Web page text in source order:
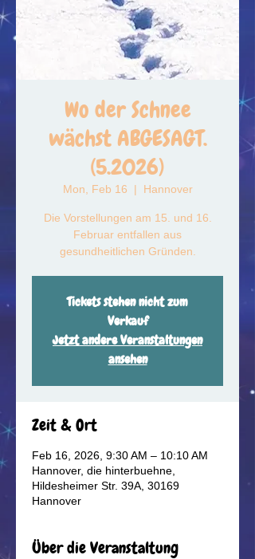
Wo der Schnee
wächst ABGESAGT.
(5.2026)
Mon, Feb 16
  |
Hannover
Die Vorstellungen am 15. und 16.
Februar entfallen aus
gesundheitlichen Gründen.
Tickets stehen nicht zum
Verkauf
Jetzt andere Veranstaltungen
ansehen
Zeit & Ort
Feb 16, 2026, 9:30 AM – 10:10 AM
Hannover, die hinterbuehne,
Hildesheimer Str. 39A, 30169
Hannover
Über die Veranstaltung